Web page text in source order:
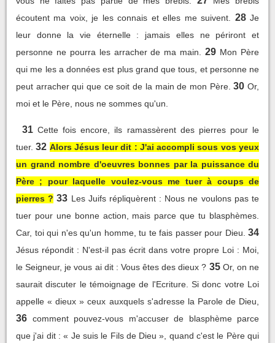
écoutent ma voix, je les connais et elles me suivent.
28 Je
leur donne la vie éternelle : jamais elles ne périront et
personne ne pourra les arracher de ma main.
29 Mon Père
qui me les a données est plus grand que tous, et personne ne
peut arracher qui que ce soit de la main de mon Père. 30 Or,
moi et le Père, nous ne sommes qu'un.
31 Cette fois encore, ils ramassèrent des pierres pour le
tuer. 32 Alors Jésus leur dit : J'ai accompli sous vos yeux
un grand nombre d'oeuvres bonnes par la puissance du
Père ; pour laquelle voulez-vous me tuer à coups de
pierres ? 33 Les Juifs répliquèrent : Nous ne voulons pas te
tuer pour une bonne action, mais parce que tu blasphèmes.
Car, toi qui n'es qu'un homme, tu te fais passer pour Dieu. 34
Jésus répondit : N'est-il pas écrit dans votre propre Loi : Moi,
le Seigneur, je vous ai dit : Vous êtes des dieux ? 35 Or, on ne
saurait discuter le témoignage de l'Ecriture. Si donc votre Loi
appelle « dieux » ceux auxquels s'adresse la Parole de Dieu,
36 comment pouvez-vous m'accuser de blasphème parce
que j'ai dit : « Je suis le Fils de Dieu », quand c'est le Père qui